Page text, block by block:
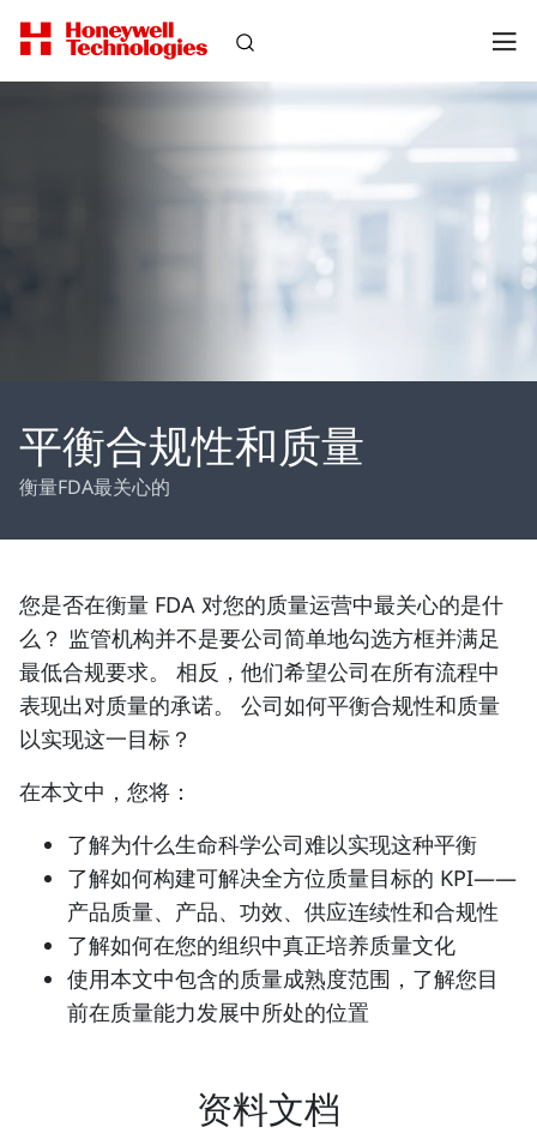
平衡合规性和质量
衡量FDA最关心的
您是否在衡量 FDA 对您的质量运营中最关心的是什
么？ 监管机构并不是要公司简单地勾选方框并满足
最低合规要求。 相反，他们希望公司在所有流程中
表现出对质量的承诺。 公司如何平衡合规性和质量
以实现这一目标？
在本文中，您将：
了解为什么生命科学公司难以实现这种平衡
了解如何构建可解决全方位质量目标的 KPI——
产品质量、产品、功效、供应连续性和合规性
了解如何在您的组织中真正培养质量文化
使用本文中包含的质量成熟度范围，了解您目
前在质量能力发展中所处的位置
资料文档